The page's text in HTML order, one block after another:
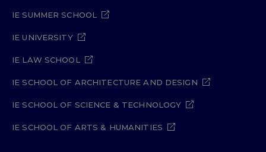
IE SUMMER SCHOOL
IE UNIVERSITY
IE LAW SCHOOL
IE SCHOOL OF ARCHITECTURE AND DESIGN
IE SCHOOL OF SCIENCE & TECHNOLOGY
IE SCHOOL OF ARTS & HUMANITIES